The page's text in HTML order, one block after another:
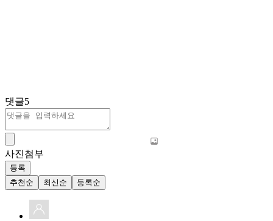
댓글5
사진첨부
등록
추천순
최신순 등록순